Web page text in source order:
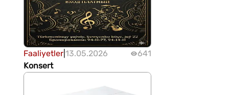
Faaliyetler| 13.05.2026
641
Konsert